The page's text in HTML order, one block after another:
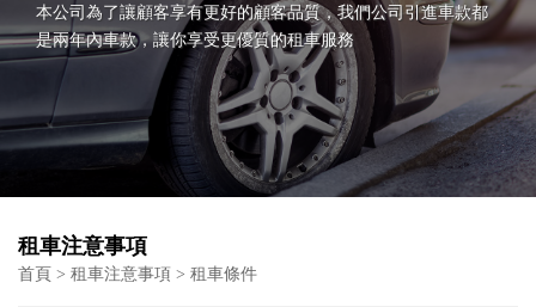
本公司為了讓顧客享有更好的顧客品質，我們公司引進車款都
是兩年內車款，讓你享受更優質的租車服務
租車注意事項
首頁 > 租車注意事項 > 租車條件